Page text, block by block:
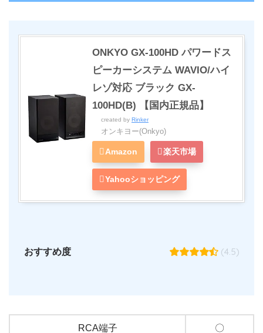
ONKYO GX-100HD パワードス
ピーカーシステム WAVIO/ハイ
レゾ対応 ブラック GX-
100HD(B) 【国内正規品】
created by Rinker
オンキヨー(Onkyo)
Amazon 楽天市場
Yahooショッピング
おすすめ度 (4.5)
RCA端子 〇